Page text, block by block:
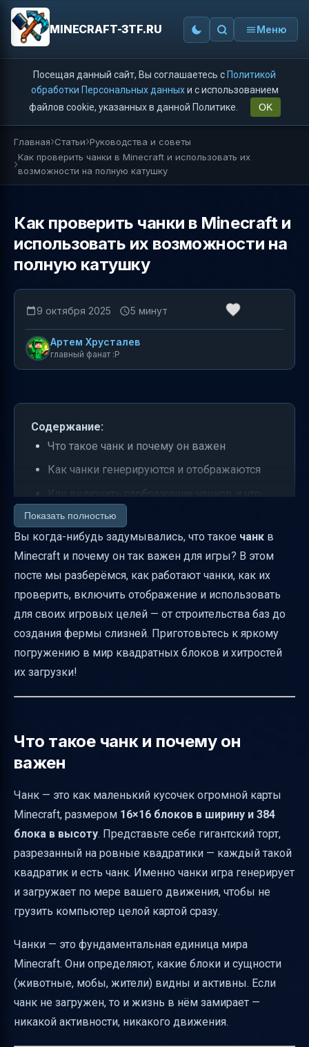
MINECRAFT-3TF.RU Меню
Посещая данный сайт, Вы соглашаетесь с Политикой
обработки Персональных данныхи с использованием
файлов cookie, указанных в данной Политике.
OK
Главная Статьи Руководства и советы
Как проверить чанки в Minecraft и использовать их
возможности на полную катушку
Как проверить чанки в Minecraft и
использовать их возможности на
полную катушку
9 октября 2025 5 минут
Артем Хрусталев
главный фанат :P
Содержание:
Что такое чанк и почему он важен
Как чанки генерируются и отображаются
Как включить отображение чанков и что
показывает экран F3
Практическое применение отображения
чанков
Пакет текстур Chunk Visualizer — новый
уровень визуализации
Координаты чанков и их особенности
Как проверить, загружен ли чанк на
клиенте
работы с чанками
Советы по планированию базы с учётом
чанков
Показать полностью
Вы когда-нибудь задумывались, что такое чанк в
Minecraft и почему он так важен для игры? В этом
посте мы разберёмся, как работают чанки, как их
проверить, включить отображение и использовать
для своих игровых целей — от строительства баз до
создания фермы слизней. Приготовьтесь к яркому
погружению в мир квадратных блоков и хитростей
их загрузки!
Что такое чанк и почему он
важен
Чанк — это как маленький кусочек огромной карты
Minecraft, размером 16×16 блоков в ширину и 384
блока в высоту. Представьте себе гигантский торт,
разрезанный на ровные квадратики — каждый такой
квадратик и есть чанк. Именно чанки игра генерирует
и загружает по мере вашего движения, чтобы не
грузить компьютер целой картой сразу.
Чанки — это фундаментальная единица мира
Minecraft. Они определяют, какие блоки и сущности
(животные, мобы, жители) видны и активны. Если
чанк не загружен, то и жизнь в нём замирает —
никакой активности, никакого движения.